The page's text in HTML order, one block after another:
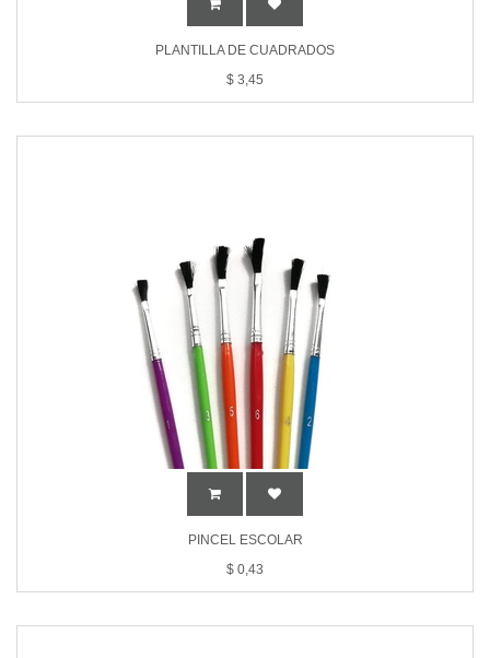
PLANTILLA DE CUADRADOS
$ 3,45
PINCEL ESCOLAR
$ 0,43